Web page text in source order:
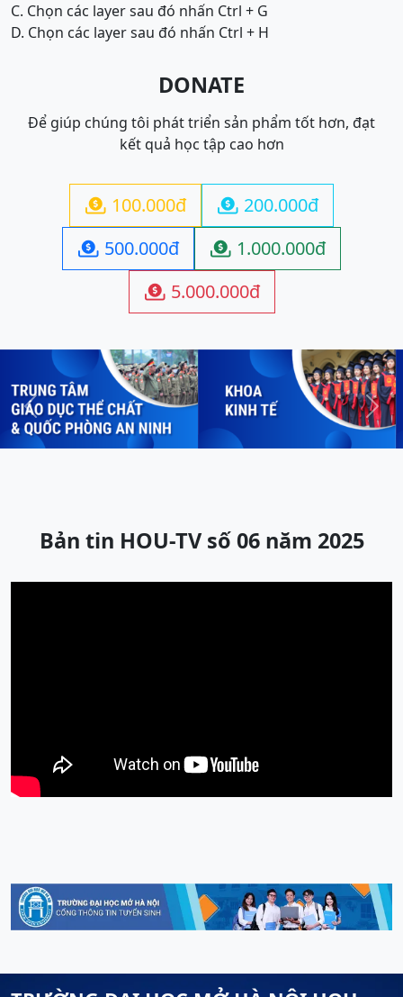
C. Chọn các layer sau đó nhấn Ctrl + G
D. Chọn các layer sau đó nhấn Ctrl + H
DONATE
Để giúp chúng tôi phát triển sản phẩm tốt hơn, đạt
kết quả học tập cao hơn
 100.000đ  200.000đ
 500.000đ  1.000.000đ
 5.000.000đ
Previous Next
Bản tin HOU-TV số 06 năm 2025